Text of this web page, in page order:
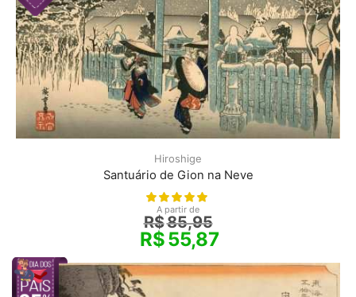
Hiroshige
Santuário de Gion na Neve
A partir de
R$85,95
R$55,87